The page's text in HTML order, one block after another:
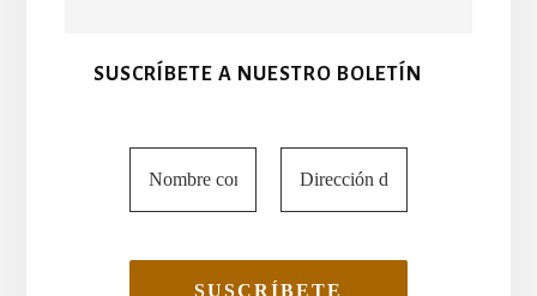
SUSCRÍBETE A NUESTRO BOLETÍN